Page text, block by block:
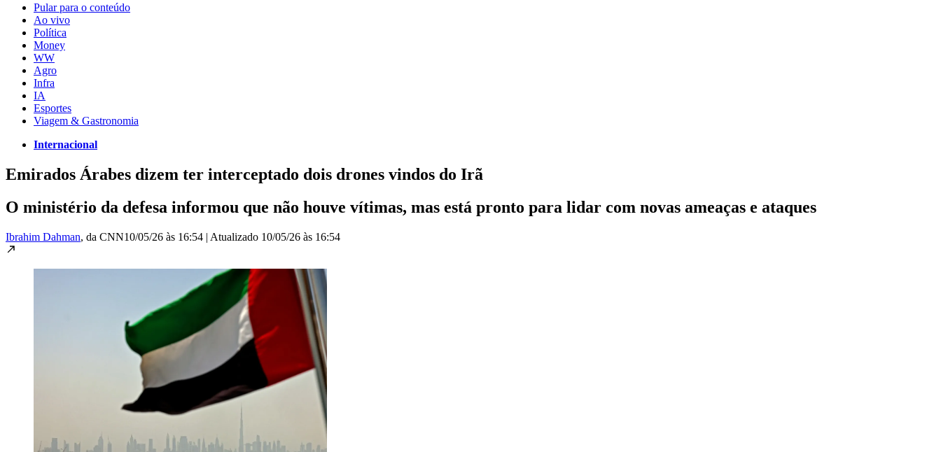
Pular para o conteúdo
Ao vivo
Política
Money
WW
Agro
Infra
IA
Esportes
Viagem & Gastronomia
Internacional
Emirados Árabes dizem ter interceptado dois drones vindos do Irã
O ministério da defesa informou que não houve vítimas, mas está pronto para lidar com novas ameaças e ataques
Ibrahim Dahman, da CNN10/05/26 às 16:54 | Atualizado 10/05/26 às 16:54